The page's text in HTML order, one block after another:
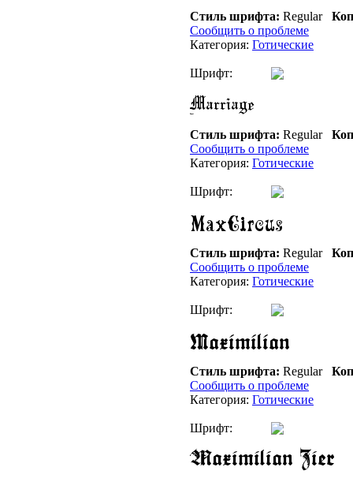
Стиль шрифта: Regular
Сообщить о проблеме
Категория: Готические
Шрифт:
Стиль шрифта: Regular
Сообщить о проблеме
Категория: Готические
Шрифт:
Стиль шрифта: Regular
Сообщить о проблеме
Категория: Готические
Шрифт:
Стиль шрифта: Regular
Сообщить о проблеме
Категория: Готические
Шрифт: